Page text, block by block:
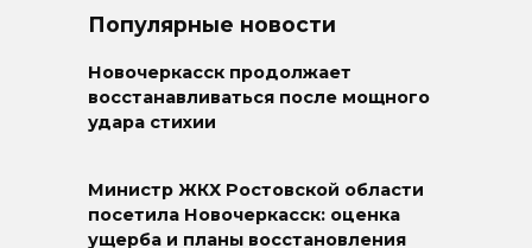
Популярные новости
Новочеркасск продолжает
восстанавливаться после мощного
удара стихии
Министр ЖКХ Ростовской области
посетила Новочеркасск: оценка
ущерба и планы восстановления